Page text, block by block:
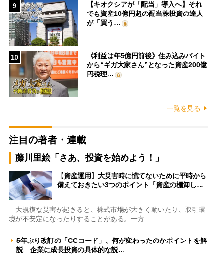
9
【キオクシアが「配当」導入へ】それ
でも資産10億円超の配当株投資の達人
が「買う…
10
《利益は年5億円前後》住み込みバイト
から“ギガ大家さん”となった資産200億
円税理…
一覧を見る
注目の著者・連載
藤川里絵「さあ、投資を始めよう！」
【資産運用】大災害時に慌てないために平時から
備えておきたい3つのポイント「資産の棚卸し…
大規模な災害が起きると、株式市場が大きく動いたり、取引環
境が不安定になったりすることがある。一方…
5年ぶり改訂の「CGコード」、何が変わったのかポイントを解
説 企業に成長投資の具体的な説…